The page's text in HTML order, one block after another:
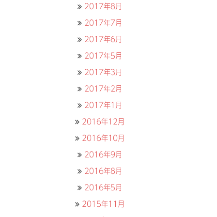
2017年8月
2017年7月
2017年6月
2017年5月
2017年3月
2017年2月
2017年1月
2016年12月
2016年10月
2016年9月
2016年8月
2016年5月
2015年11月